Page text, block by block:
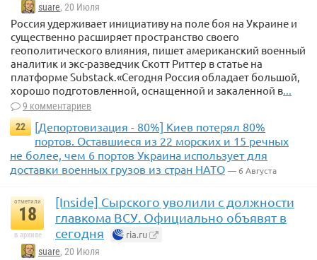
suare, 20 Июля
Россия удерживает инициативу на поле боя на Украине и
существенно расширяет пространство своего
геополитического влияния, пишет американский военный
аналитик и экс-разведчик Скотт Риттер в статье на
платформе Substack.«Сегодня Россия обладает большой,
хорошо подготовленной, оснащенной и закаленной в...
9 комментариев
22
[Депортовизация - 80%] Киев потерял 80%
портов. Оставшиеся из 22 морских и 15 речных
не более, чем 6 портов Украина использует для
доставки военных грузов из стран НАТО — 6 Августа
отметили
18
в архиве
[Inside] Сырского уволили с должности
главкома ВСУ. Официально объявят в
сегодня
ria.ru
suare, 20 Июля